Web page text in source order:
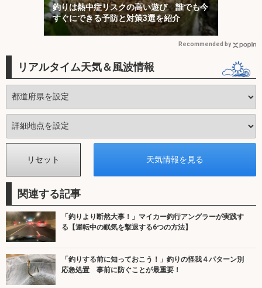
釣りは熱中症リスクの高い遊び 誰でも今
すぐにできる予防と対策3選を紹介
Recommended by
リアルタイム天気＆風波情報
関連する記事
「釣りより断然大事！」マイカー釣行アングラーが実践す
る【運転中の眠気を撃退する6つの方法】
「釣りする前に知っておこう！」釣りの怪我４パターン別
応急処置 事前に防ぐことが最重要！